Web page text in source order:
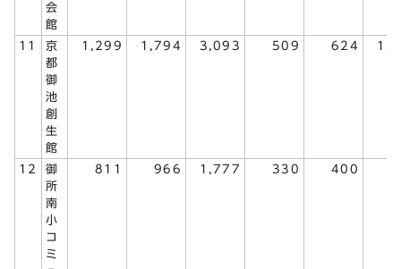
会
館
11
京
都
御
池
創
生
館
1,299 1,794 3,093 509 624
12
御
所
南
小
コ
ミ
811 966 1,777 330 400